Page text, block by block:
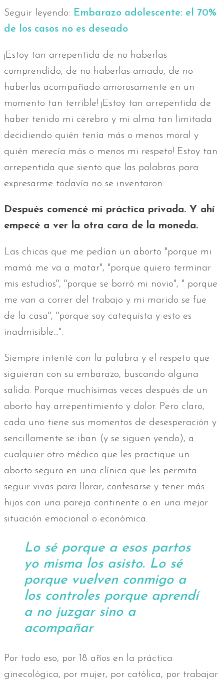
Seguir leyendo: Embarazo adolescente: el 70%
de los casos no es deseado
¡Estoy tan arrepentida de no haberlas
comprendido, de no haberlas amado, de no
haberlas acompañado amorosamente en un
momento tan terrible! ¡Estoy tan arrepentida de
haber tenido mi cerebro y mi alma tan limitada
decidiendo quién tenía más o menos moral y
quién merecía más o menos mi respeto! Estoy tan
arrepentida que siento que las palabras para
expresarme todavía no se inventaron.
Después comencé mi práctica privada. Y ahí
empecé a ver la otra cara de la moneda.
Las chicas que me pedían un aborto "porque mi
mamá me va a matar", "porque quiero terminar
mis estudios", "porque se borró mi novio", " porque
me van a correr del trabajo y mi marido se fue
de la casa", "porque soy catequista y esto es
inadmisible…".
Siempre intenté con la palabra y el respeto que
siguieran con su embarazo, buscando alguna
salida. Porque muchísimas veces después de un
aborto hay arrepentimiento y dolor. Pero claro,
cada uno tiene sus momentos de desesperación y
sencillamente se iban (y se siguen yendo), a
cualquier otro médico que les practique un
aborto seguro en una clínica que les permita
seguir vivas para llorar, confesarse y tener más
hijos con una pareja continente o en una mejor
situación emocional o económica.
Lo sé porque a esos partos
yo misma los asisto. Lo sé
porque vuelven conmigo a
los controles porque aprendí
a no juzgar sino a
acompañar
Por todo eso, por 18 años en la práctica
ginecológica, por mujer, por católica, por trabajar